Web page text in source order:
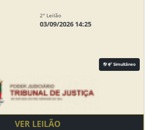
2° Leilão
03/09/2026 14:25
Simultâneo
VER LEILÃO